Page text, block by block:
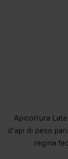
Apicoltura
d’api di peso
regina